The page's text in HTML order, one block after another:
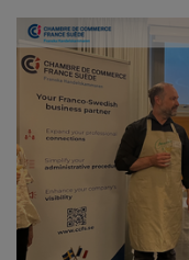
carousel